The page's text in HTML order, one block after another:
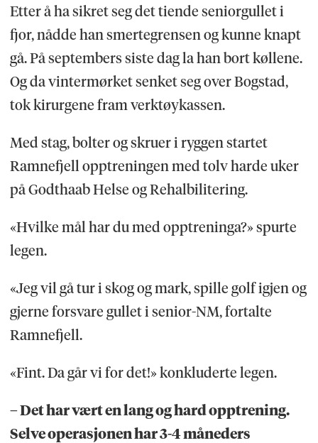
Etter å ha sikret seg det tiende seniorgullet i
fjor, nådde han smertegrensen og kunne knapt
gå. På septembers siste dag la han bort køllene.
Og da vintermørket senket seg over Bogstad,
tok kirurgene fram verktøykassen.
Med stag, bolter og skruer i ryggen startet
Ramnefjell opptreningen med tolv harde uker
på Godthaab Helse og Rehalbilitering.
«Hvilke mål har du med opptreninga?» spurte
legen.
«Jeg vil gå tur i skog og mark, spille golf igjen og
gjerne forsvare gullet i senior-NM, fortalte
Ramnefjell.
«Fint. Da går vi for det!» konkluderte legen.
– Det har vært en lang og hard opptrening.
Selve operasjonen har 3-4 måneders